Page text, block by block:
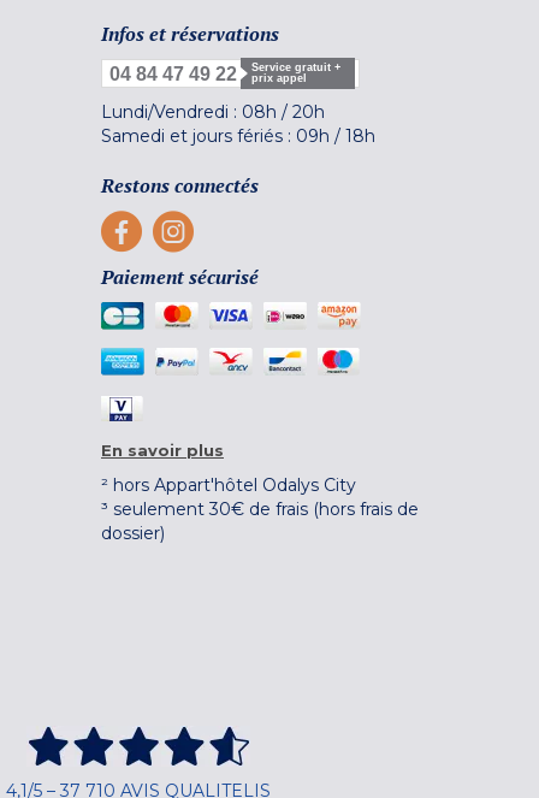
Infos et réservations
04 84 47 49 22
Service gratuit +
prix appel
Lundi/Vendredi : 08h / 20h
Samedi et jours fériés : 09h / 18h
Restons connectés
Paiement sécurisé
En savoir plus
² hors Appart'hôtel Odalys City
³ seulement 30€ de frais (hors frais de
dossier)
4,1/5 – 37 710 AVIS QUALITELIS